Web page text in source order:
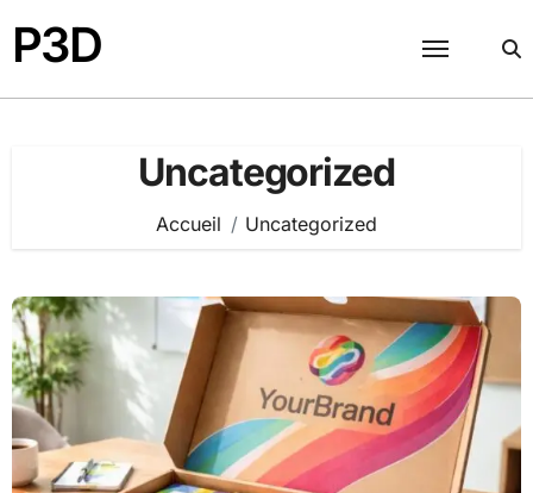
contenu
P3D
Uncategorized
Accueil Uncategorized